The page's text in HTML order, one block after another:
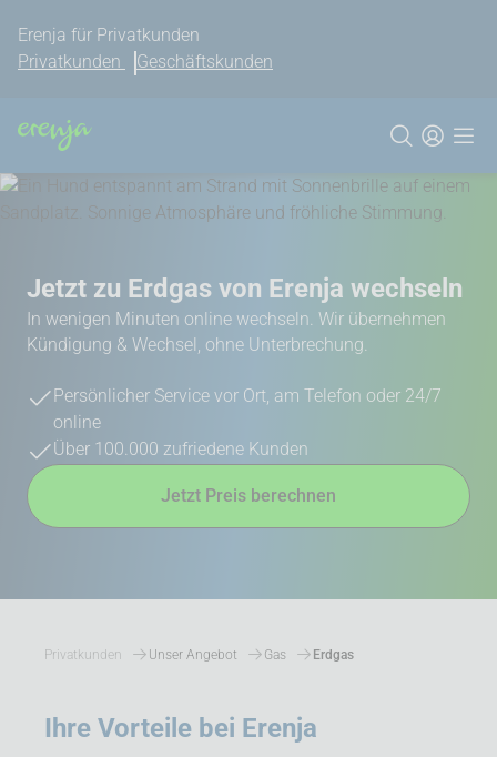
Erenja für Privatkunden
Privatkunden
Geschäftskunden
Jetzt zu Erdgas von Erenja wechseln
In wenigen Minuten online wechseln. Wir übernehmen
Kündigung & Wechsel, ohne Unterbrechung.
Persönlicher Service vor Ort, am Telefon oder 24/7
online
Über 100.000 zufriedene Kunden
Jetzt Preis berechnen
Privatkunden Unser Angebot Gas Erdgas
Ihre Vorteile bei Erenja